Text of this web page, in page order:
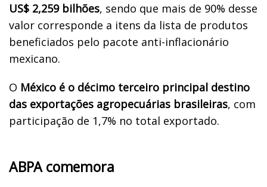
US$ 2,259 bilhões, sendo que mais de 90% desse
valor corresponde a itens da lista de produtos
beneficiados pelo pacote anti-inflacionário
mexicano.
O México é o décimo terceiro principal destino
das exportações agropecuárias brasileiras, com
participação de 1,7% no total exportado.
ABPA comemora